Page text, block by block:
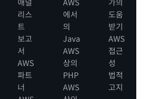
리스
트
보고
서
AWS
파트
너
에서
의
Java
AWS
상의
PHP
AWS
도움
받기
AWS
접근
성
법적
고지